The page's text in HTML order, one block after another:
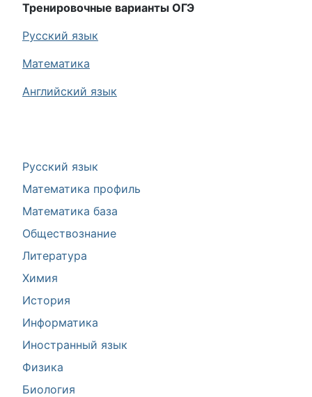
Русский язык
Математика профиль
Математика база
Обществознание
Литература
Химия
История
Информатика
Иностранный язык
Физика
Биология
Тренировочные варианты ОГЭ
Русский язык
Математика
Английский язык